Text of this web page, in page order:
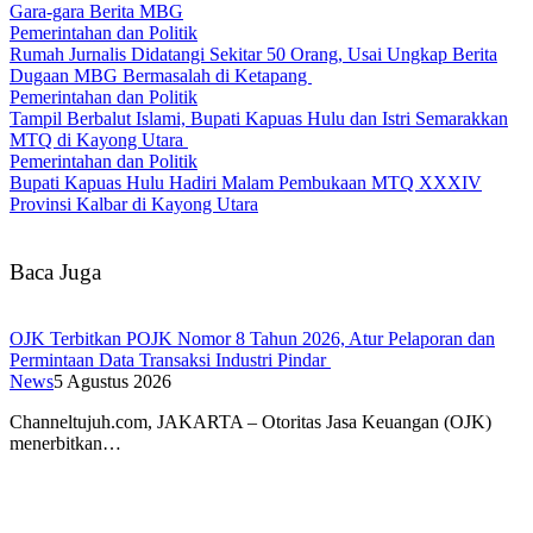
Gara-gara Berita MBG
Pemerintahan dan Politik
Rumah Jurnalis Didatangi Sekitar 50 Orang, Usai Ungkap Berita
Dugaan MBG Bermasalah di Ketapang
Pemerintahan dan Politik
Tampil Berbalut Islami, Bupati Kapuas Hulu dan Istri Semarakkan
MTQ di Kayong Utara
Pemerintahan dan Politik
Bupati Kapuas Hulu Hadiri Malam Pembukaan MTQ XXXIV
Provinsi Kalbar di Kayong Utara
Baca Juga
OJK Terbitkan POJK Nomor 8 Tahun 2026, Atur Pelaporan dan
Permintaan Data Transaksi Industri Pindar
News5 Agustus 2026
Channeltujuh.com, JAKARTA – Otoritas Jasa Keuangan (OJK)
menerbitkan…